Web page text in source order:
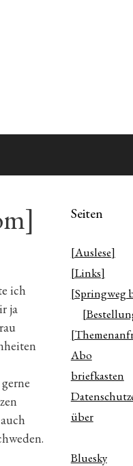
ich
ja
Seiten
[Auslese]
[Links]
[Springweg
Abo
briefkasten
über
Bluesky